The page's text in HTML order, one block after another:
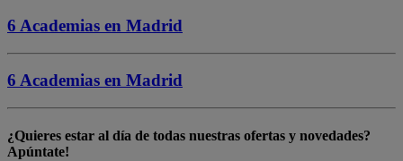
6 Academias en Madrid
6 Academias en Madrid
¿Quieres estar al día de todas nuestras ofertas y novedades?
Apúntate!